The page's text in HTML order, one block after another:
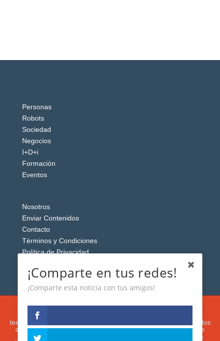
Personas
Robots
Sociedad
Negocios
I+D+i
Formación
Eventos
Nosotros
Enviar Contenidos
Contacto
Términos y Condiciones
Política de Privacidad
Esta web usa cookies analíticas y publicitarias (propias y de
terceros) para analizar el tráfico y personalizar el contenido y los
anuncios que le mostremos de acuerdo con su navegación e
intereses, buscando así mejorar su experiencia. Si presiona
¡Comparte en tus redes!
¡Comparte esta noticia con tus amigos!